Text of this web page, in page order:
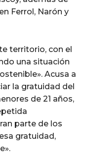
Ferrol, Narón y
territorio, con el
una situación
Acusa a
la gratuidad del
de 21 años,
parte de los
gratuidad,